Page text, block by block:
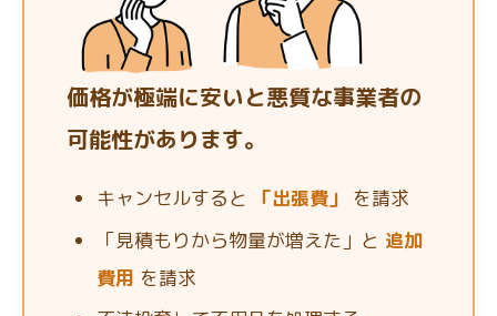
価格が極端に安いと悪質な事業者の
可能性があります。
キャンセルすると 「出張費」
を請求
「見積もりから物量が増えた」と 追加
費用 を請求